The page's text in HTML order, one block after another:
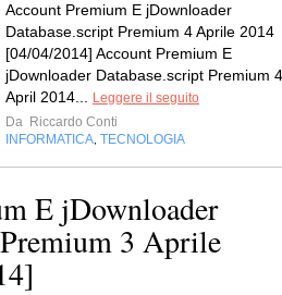
Account Premium E jDownloader
Database.script Premium 4 Aprile 2014
[04/04/2014] Account Premium E
jDownloader Database.script Premium 4
April 2014...
Leggere il seguito
Da Riccardo Conti
INFORMATICA TECNOLOGIA
E jDownloader
3 Aprile